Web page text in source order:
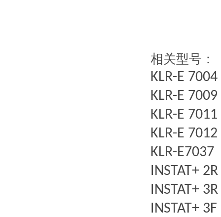
相关型号：
KLR-E 7004
KLR-E 7009
KLR-E 7011
KLR-E 7012
KLR-E7037
INSTAT+ 2R
INSTAT+ 3R
INSTAT+ 3F